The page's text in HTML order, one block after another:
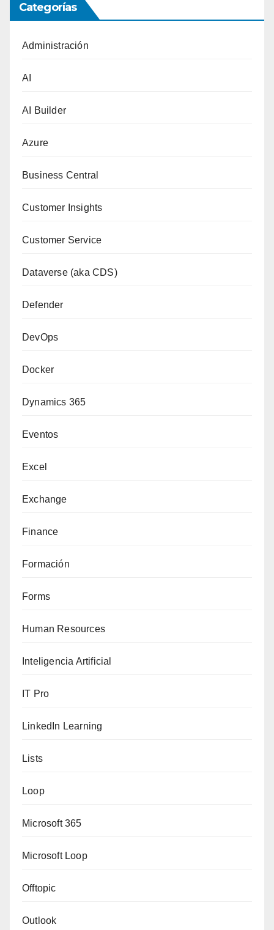
Categorías
Administración
AI
AI Builder
Azure
Business Central
Customer Insights
Customer Service
Dataverse (aka CDS)
Defender
DevOps
Docker
Dynamics 365
Eventos
Excel
Exchange
Finance
Formación
Forms
Human Resources
Inteligencia Artificial
IT Pro
LinkedIn Learning
Lists
Loop
Microsoft 365
Microsoft Loop
Offtopic
Outlook